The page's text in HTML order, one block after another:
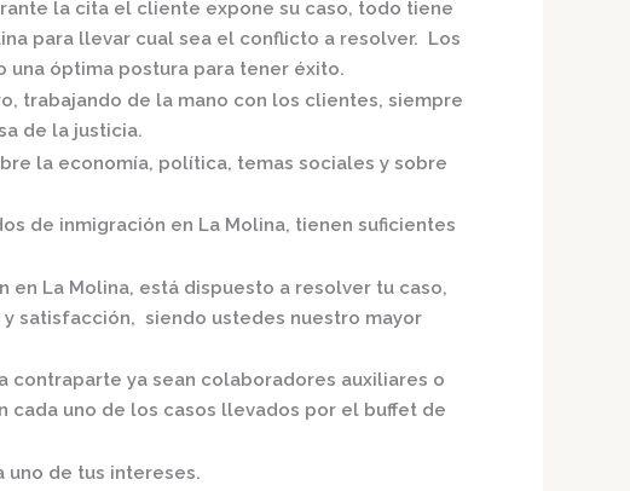
la cita el cliente expone su caso, todo tiene
para llevar cual sea el conflicto a resolver. Los
una óptima postura para tener éxito.
trabajando de la mano con los clientes, siempre
de la justicia.
la economía, política, temas sociales y sobre
de inmigración en La Molina, tienen suficientes
en La Molina, está dispuesto a resolver tu caso,
satisfacción, siendo ustedes nuestro mayor
ya sean colaboradores auxiliares o
cada uno de los casos llevados por el buffet de
de tus intereses.